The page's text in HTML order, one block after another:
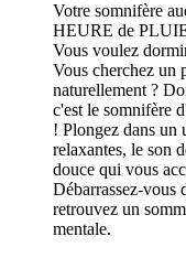
Votre somnifère
HEURE de
Vous voulez
Vous cherchez un
naturellement ?
c'est le somnifère
! Plongez dans un
relaxantes, le son
douce qui vous
Débarrassez-vous
retrouvez un
mentale.